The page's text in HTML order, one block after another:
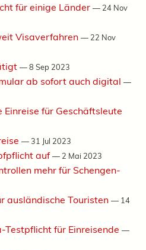
für einige Länder — 24 Nov
Visaverfahren — 22 Nov
—8 Sep 2023
ab sofort auch digital —
für Geschäftsleute
—31 Jul 2023
auf— 2 Mai 2023
mehr für Schengen-
ausländische Touristen — 14
Testpflicht für Einreisende —